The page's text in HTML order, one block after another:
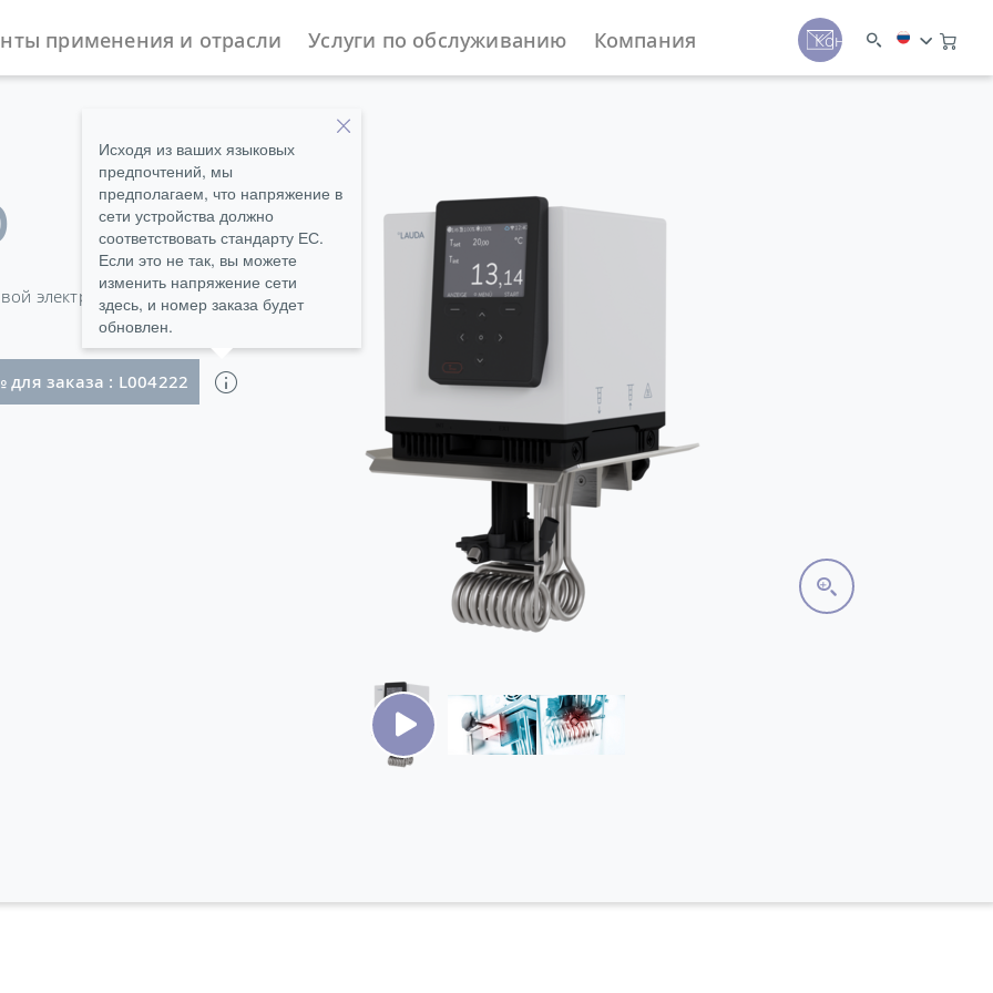
применения и отрасли Услуги по обслуживанию Компания Контакты
Погружные термостаты Universa
электроникой
угловым штекером Schuko (CEE7/7)
для заказа : L004222
Исходя из ваших языковых
предпочтений, мы
предполагаем, что напряжение в
сети устройства должно
соответствовать стандарту ЕС.
Если это не так, вы можете
изменить напряжение сети
здесь, и номер заказа будет
обновлен.